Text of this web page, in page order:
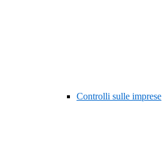
Controlli sulle imprese